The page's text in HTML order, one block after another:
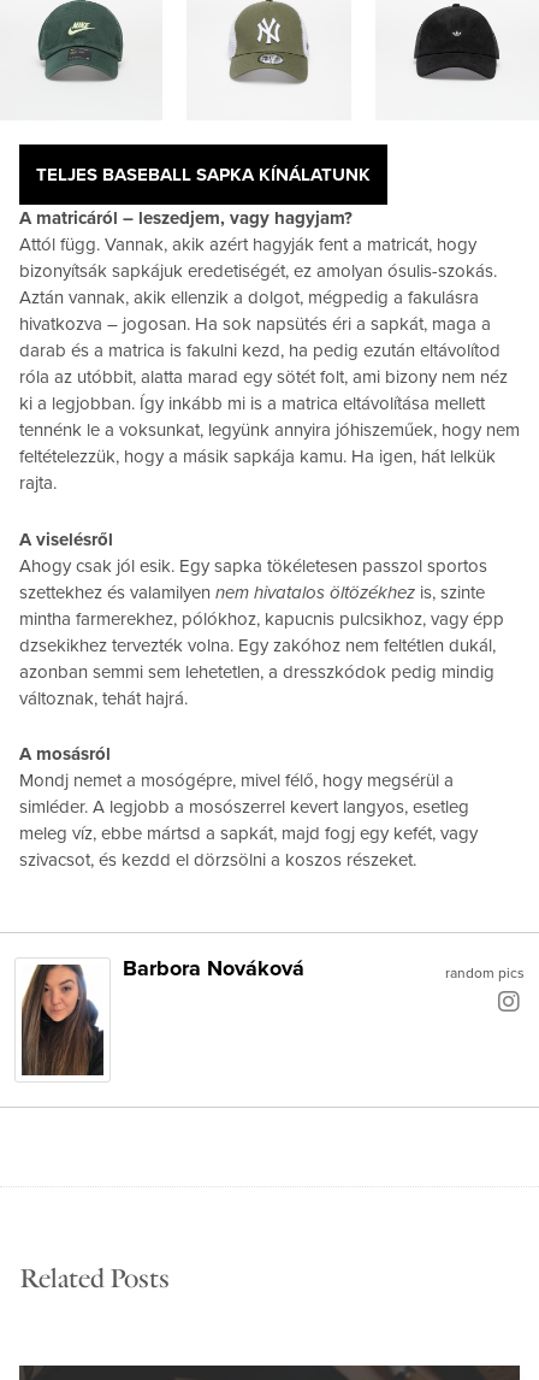
TELJES BASEBALL SAPKA KÍNÁLATUNK
A matricáról – leszedjem, vagy hagyjam?
Attól függ. Vannak, akik azért hagyják fent a matricát, hogy
bizonyítsák sapkájuk eredetiségét, ez amolyan ósulis-szokás.
Aztán vannak, akik ellenzik a dolgot, mégpedig a fakulásra
hivatkozva – jogosan. Ha sok napsütés éri a sapkát, maga a
darab és a matrica is fakulni kezd, ha pedig ezután eltávolítod
róla az utóbbit, alatta marad egy sötét folt, ami bizony nem néz
ki a legjobban. Így inkább mi is a matrica eltávolítása mellett
tennénk le a voksunkat, legyünk annyira jóhiszeműek, hogy nem
feltételezzük, hogy a másik sapkája kamu. Ha igen, hát lelkük
rajta.
A viselésről
Ahogy csak jól esik. Egy sapka tökéletesen passzol sportos
szettekhez és valamilyen nem hivatalos öltözékhez is, szinte
mintha farmerekhez, pólókhoz, kapucnis pulcsikhoz, vagy épp
dzsekikhez tervezték volna. Egy zakóhoz nem feltétlen dukál,
azonban semmi sem lehetetlen, a dresszkódok pedig mindig
változnak, tehát hajrá.
A mosásról
Mondj nemet a mosógépre, mivel félő, hogy megsérül a
simléder. A legjobb a mosószerrel kevert langyos, esetleg
meleg víz, ebbe mártsd a sapkát, majd fogj egy kefét, vagy
szivacsot, és kezdd el dörzsölni a koszos részeket.
random pics
Barbora Nováková
Related Posts